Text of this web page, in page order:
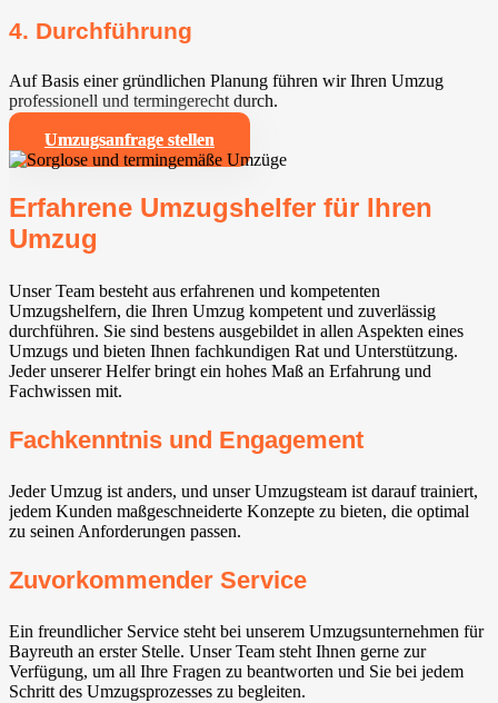
4. Durchführung
Auf Basis einer gründlichen Planung führen wir Ihren Umzug
professionell und termingerecht durch.
Umzugsanfrage stellen
Erfahrene Umzugshelfer für Ihren
Umzug
Unser Team besteht aus erfahrenen und kompetenten
Umzugshelfern, die Ihren Umzug kompetent und zuverlässig
durchführen. Sie sind bestens ausgebildet in allen Aspekten eines
Umzugs und bieten Ihnen fachkundigen Rat und Unterstützung.
Jeder unserer Helfer bringt ein hohes Maß an Erfahrung und
Fachwissen mit.
Fachkenntnis und Engagement
Jeder Umzug ist anders, und unser Umzugsteam ist darauf trainiert,
jedem Kunden maßgeschneiderte Konzepte zu bieten, die optimal
zu seinen Anforderungen passen.
Zuvorkommender Service
Ein freundlicher Service steht bei unserem Umzugsunternehmen für
Bayreuth an erster Stelle. Unser Team steht Ihnen gerne zur
Verfügung, um all Ihre Fragen zu beantworten und Sie bei jedem
Schritt des Umzugsprozesses zu begleiten.